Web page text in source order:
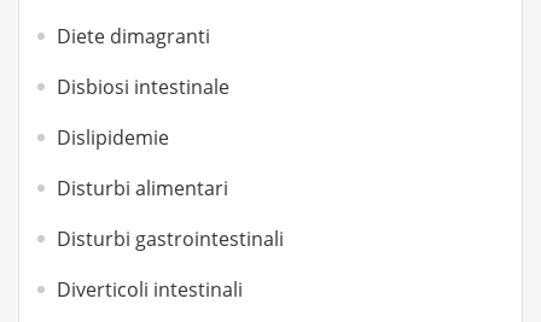
Diete dimagranti
Disbiosi intestinale
Dislipidemie
Disturbi alimentari
Disturbi gastrointestinali
Diverticoli intestinali